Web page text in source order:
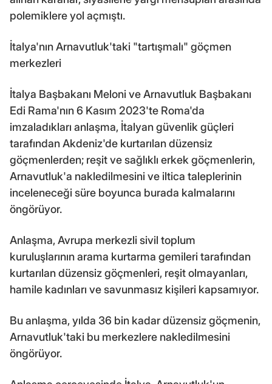
polemiklere yol açmıştı.
İtalya'nın Arnavutluk'taki "tartışmalı" göçmen
merkezleri
İtalya Başbakanı Meloni ve Arnavutluk Başbakanı
Edi Rama'nın 6 Kasım 2023'te Roma'da
imzaladıkları anlaşma, İtalyan güvenlik güçleri
tarafından Akdeniz'de kurtarılan düzensiz
göçmenlerden; reşit ve sağlıklı erkek göçmenlerin,
Arnavutluk'a nakledilmesini ve iltica taleplerinin
inceleneceği süre boyunca burada kalmalarını
öngörüyor.
Anlaşma, Avrupa merkezli sivil toplum
kuruluşlarının arama kurtarma gemileri tarafından
kurtarılan düzensiz göçmenleri, reşit olmayanları,
hamile kadınları ve savunmasız kişileri kapsamıyor.
Bu anlaşma, yılda 36 bin kadar düzensiz göçmenin,
Arnavutluk'taki bu merkezlere nakledilmesini
öngörüyor.